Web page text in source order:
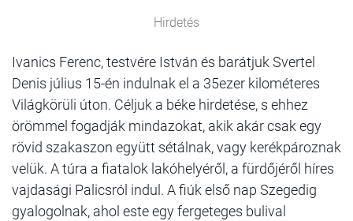
Hirdetés
Ivanics Ferenc, testvére István és barátjuk Svertel
Denis július 15-én indulnak el a 35ezer kilométeres
Világkörüli úton. Céljuk a béke hirdetése, s ehhez
örömmel fogadják mindazokat, akik akár csak egy
rövid szakaszon együtt sétálnak, vagy kerékpároznak
velük. A túra a fiatalok lakóhelyéről, a fürdőjéről híres
vajdasági Palicsról indul. A fiúk első nap Szegedig
gyalogolnak, ahol este egy fergeteges bulival